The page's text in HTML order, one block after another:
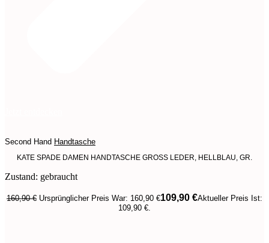
Second Hand Handtasche
KATE SPADE DAMEN HANDTASCHE GROSS LEDER, HELLBLAU, GR.
Zustand: gebraucht
160,90€ Ursprünglicher Preis War: 160,90 €109,90 €Aktueller Preis Ist:
109,90 €.